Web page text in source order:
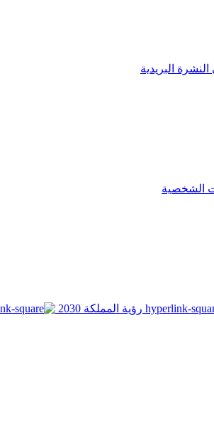
البريدية
الشخصية
رؤية المملكة 2030